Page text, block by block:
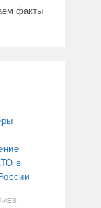
факты
в